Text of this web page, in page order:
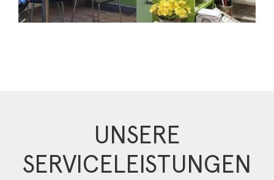
UNSERE
SERVICELEISTUNGEN